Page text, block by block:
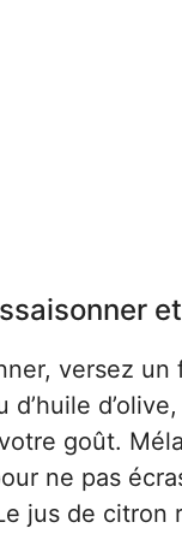
versez
d’huile
goût.
ne pas
jus de citron